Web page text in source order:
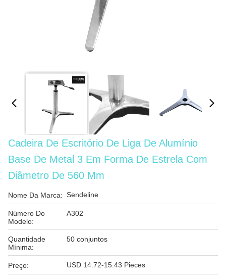
Cadeira De Escritório De Liga De Alumínio
Base De Metal 3 Em Forma De Estrela Com
Diâmetro De 560 Mm
Nome Da Marca: Sendeline
Número Do
Modelo:
A302
Quantidade
Mínima:
50 conjuntos
Preço: USD 14.72-15.43 Pieces